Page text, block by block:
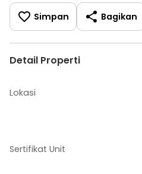
Simpan Bagikan
Detail Properti
Lokasi
Sertifikat Unit